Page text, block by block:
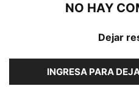
NO HAY
Dejar
INGRESA PARA